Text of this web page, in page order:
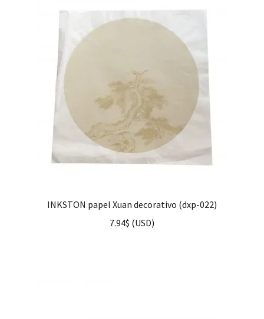
INKSTON papel Xuan decorativo (dxp-022)
7.94$ (USD)